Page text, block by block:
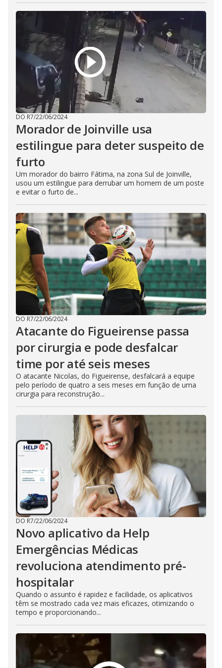
DO R7/22/06/2024
Morador de Joinville usa
estilingue para deter suspeito de
furto
Um morador do bairro Fátima, na zona Sul de Joinville,
usou um estilingue para derrubar um homem de um poste
e evitar o furto de...
DO R7/22/06/2024
Atacante do Figueirense passa
por cirurgia e pode desfalcar
time por até seis meses
O atacante Nicolas, do Figueirense, desfalcará a equipe
pelo período de quatro a seis meses em função de uma
cirurgia para reconstrução...
DO R7/22/06/2024
Novo aplicativo da Help
Emergências Médicas
revoluciona atendimento pré-
hospitalar
Quando o assunto é rapidez e facilidade, os aplicativos
têm se mostrado cada vez mais eficazes, otimizando o
tempo e proporcionando...